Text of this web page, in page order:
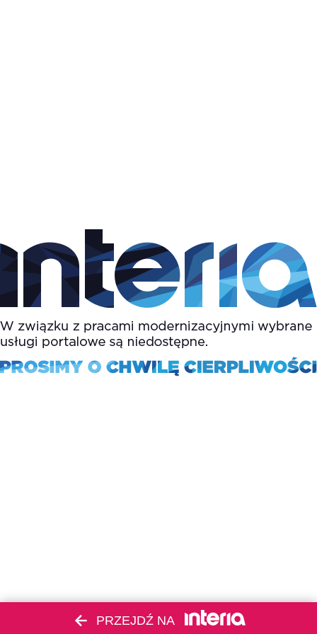
PRZEJDŹ NA